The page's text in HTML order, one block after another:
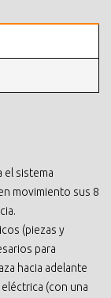
el sistema
movimiento sus 8
(piezas y
para
hacia adelante
(con una